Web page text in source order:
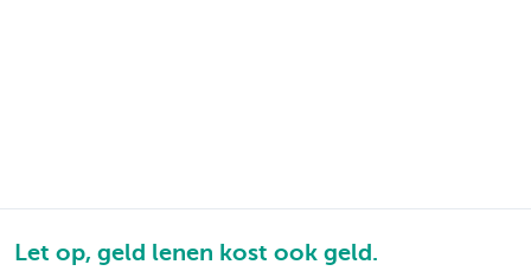
Let op, geld lenen kost ook geld.